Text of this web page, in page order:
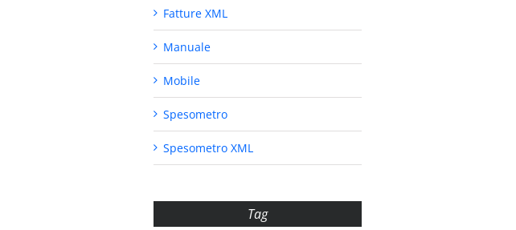
Fatture XML
Manuale
Mobile
Spesometro
Spesometro XML
Tag